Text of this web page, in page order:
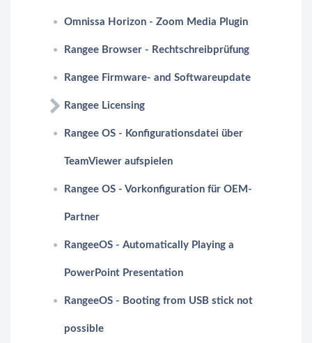
Omnissa Horizon - Zoom Media Plugin
Rangee Browser - Rechtschreibprüfung
Rangee Firmware- and Softwareupdate
Rangee Licensing
Rangee OS - Konfigurationsdatei über
TeamViewer aufspielen
Rangee OS - Vorkonfiguration für OEM-
Partner
RangeeOS - Automatically Playing a
PowerPoint Presentation
RangeeOS - Booting from USB stick not
possible